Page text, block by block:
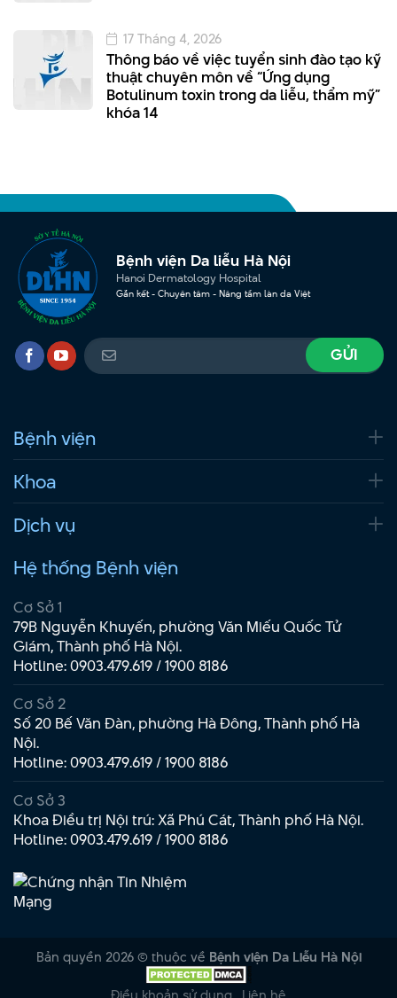
Thông báo về việc tuyển sinh đào tạo kỹ
thuật chuyên môn về “Ứng dụng
Botulinum toxin trong da liễu, thẩm mỹ”
khóa 14
17 Tháng 4, 2026
Bệnh viện Da liễu Hà Nội
Hanoi Dermatology Hospital
Gắn kết - Chuyên tâm - Nâng tầm làn da Việt
Bệnh viện
Khoa
Dịch vụ
Hệ thống Bệnh viện
Cơ Sở 1
79B Nguyễn Khuyến, phường Văn Miếu Quốc Tử
Giám, Thành phố Hà Nội.
Hotline:0903.479.619/1900 8186
Cơ Sở 2
Số 20 Bế Văn Đàn, phường Hà Đông, Thành phố Hà
Nội.
Hotline:0903.479.619/1900 8186
Cơ Sở 3
Khoa Điều trị Nội trú: Xã Phú Cát, Thành phố Hà Nội.
Hotline:0903.479.619/1900 8186
Bản quyền 2026 © thuộc về Bệnh viện Da Liễu Hà Nội